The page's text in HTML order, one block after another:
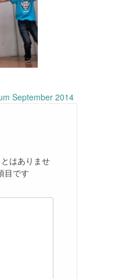
September 2014
はありませ
目です